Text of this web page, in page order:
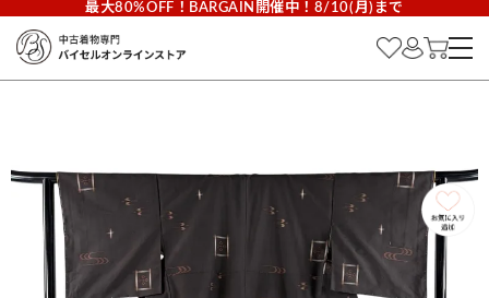
最大80%OFF！BARGAIN開催中！8/10(月)まで